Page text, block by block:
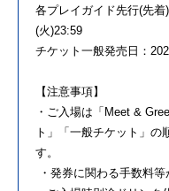
各プレイガイド先行(先着
(火)23:59
チケット一般発売日：
【注意事項】
・ご入場は「Meet &
ト」「一般チケット」の
す。
・発券に関わる手数料等